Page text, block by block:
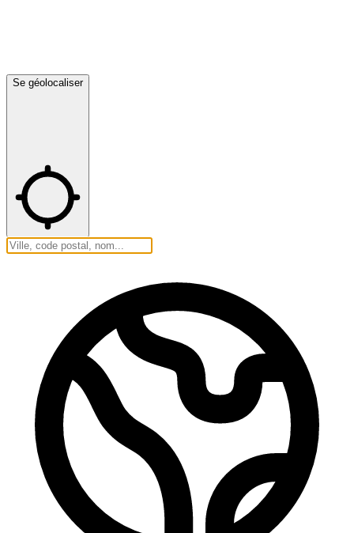
Se géolocaliser